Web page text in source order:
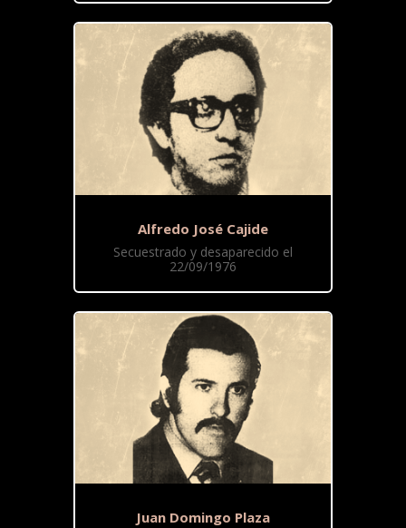
Alfredo José Cajide
Secuestrado y desaparecido el
22/09/1976
Juan Domingo Plaza